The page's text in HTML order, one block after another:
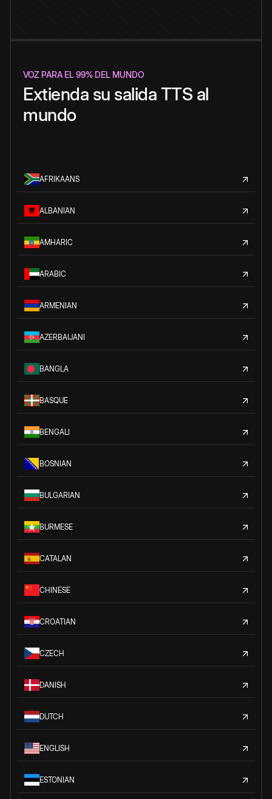
VOZ PARA EL 99% DEL MUNDO
Extienda su salida TTS al
mundo
AFRIKAANS
ALBANIAN
AMHARIC
ARABIC
ARMENIAN
AZERBAIJANI
BANGLA
BASQUE
BENGALI
BOSNIAN
BULGARIAN
BURMESE
CATALAN
CHINESE
CROATIAN
CZECH
DANISH
DUTCH
ENGLISH
ESTONIAN